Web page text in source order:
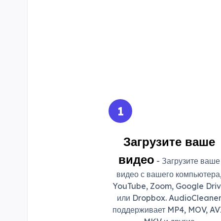
1
Загрузите ваше
видео - Загрузите ваше
видео с вашего
YouTube, Zoom, Google
или Dropbox. AudioCleaner
поддерживает MP4, MOV,